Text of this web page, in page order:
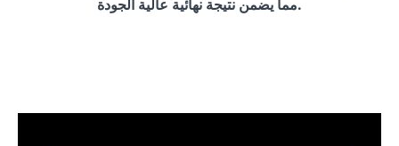
مما يضمن نتيجة نهائية عالية الجودة.